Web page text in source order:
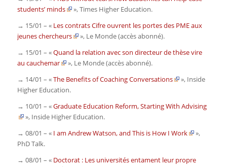
students’ minds
»,Times Higher Education.
→ 15/01 – « Les contrats Cifre ouvrent les portes des PME aux
jeunes chercheurs
», Le Monde(accès abonné).
→ 15/01 – «Quand la relation avec son directeur de thèse vire
au cauchemar
», Le Monde(accès abonné).
→ 14/01 – «The Benefits of Coaching Conversations », Inside
Higher Education.
→ 10/01 – «Graduate Education Reform, Starting With Advising
», Inside Higher Education.
→ 08/01 – « I am Andrew Watson, and This is How I Work
»,
PhD Talk.
→ 08/01 – « Doctorat : Les universités entament leur propre